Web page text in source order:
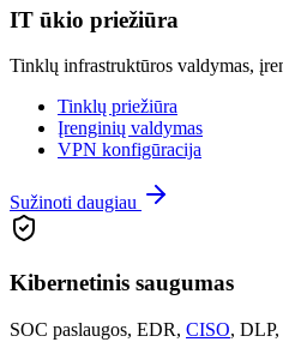
IT ūkio priežiūra
Tinklų infrastruktūros valdymas,
Tinklų priežiūra
Įrenginių valdymas
VPN konfigūracija
Sužinoti daugiau
Kibernetinis saugumas
SOC paslaugos, EDR, CISO, DLP,